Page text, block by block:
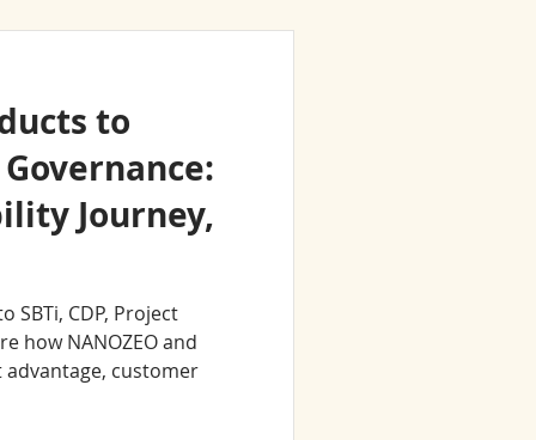
to
Journey,
SBTi, CDP, Project
how NANOZEO and
customer